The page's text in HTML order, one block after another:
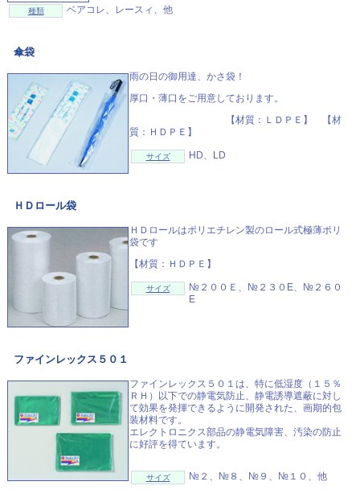
種類 ベアコレ、レースィ、他
傘袋
雨の日の御用達、かさ袋！
厚口・薄口をご用意しております。
【材質：ＬＤＰＥ】 【材
質：ＨＤＰＥ】
サイズ HD、LD
ＨＤロール袋
ＨＤロールはポリエチレン製のロール式極薄ポリ
袋です
【材質：ＨＤＰＥ】
サイズ
№２００Ｅ、№２３０E、№２６０
E
ファインレックス５０１
ファインレックス５０１は、特に低湿度（１５％
ＲＨ）以下での静電気防止、静電誘導遮蔽に対し
て効果を発揮できるように開発された、画期的包
装材料です。
エレクトロニクス部品の静電気障害、汚染の防止
に好評を得ています。
サイズ №２、№８、№９、№１０、他